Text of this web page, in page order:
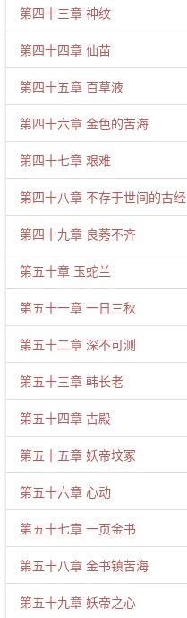
第四十三章 神纹
第四十四章 仙苗
第四十五章 百草液
第四十六章 金色的苦海
第四十七章 艰难
第四十八章 不存于世间的古经
第四十九章 良莠不齐
第五十章 玉蛇兰
第五十一章 一日三秋
第五十二章 深不可测
第五十三章 韩长老
第五十四章 古殿
第五十五章 妖帝坟冢
第五十六章 心动
第五十七章 一页金书
第五十八章 金书镇苦海
第五十九章 妖帝之心